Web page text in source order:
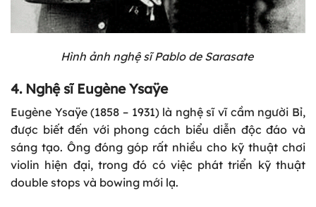
Hình ảnh nghệ sĩ Pablo de Sarasate
4. Nghệ sĩ Eugène Ysaÿe
Eugène Ysaÿe (1858 – 1931) là nghệ sĩ vĩ cầm người Bỉ,
được biết đến với phong cách biểu diễn độc đáo và
sáng tạo. Ông đóng góp rất nhiều cho kỹ thuật chơi
violin hiện đại, trong đó có việc phát triển kỹ thuật
double stops và bowing mới lạ.